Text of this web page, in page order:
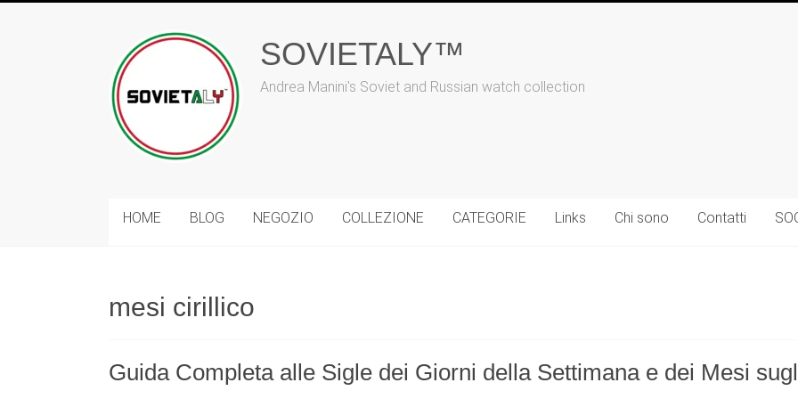
SOVIETALY™
Andrea Manini's Soviet and Russian watch collection
HOME BLOG NEGOZIO COLLEZIONE CATEGORIE Links Chi sono Contatti
mesi cirillico
Guida Completa alle Sigle dei Giorni della Settimana e dei Mesi